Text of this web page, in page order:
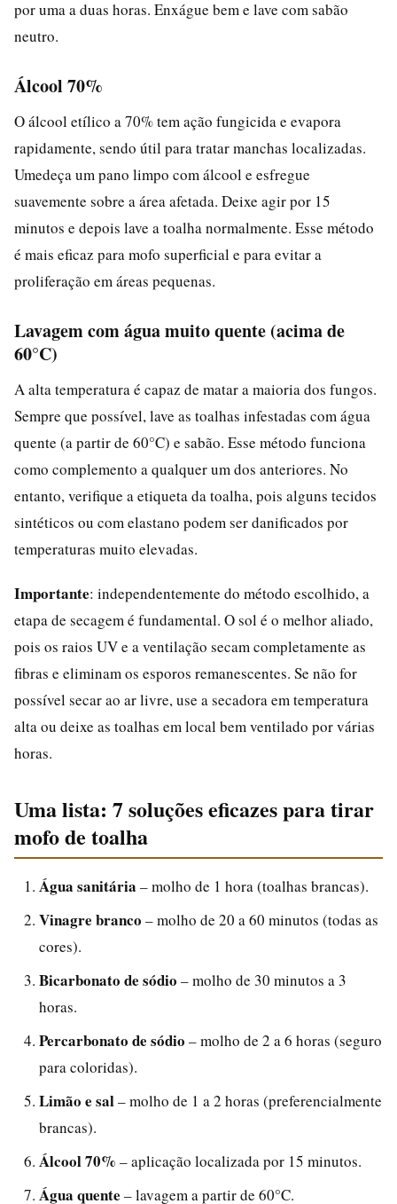
por uma a duas horas. Enxágue bem e lave com sabão
neutro.
Álcool 70%
O álcool etílico a 70% tem ação fungicida e evapora
rapidamente, sendo útil para tratar manchas localizadas.
Umedeça um pano limpo com álcool e esfregue
suavemente sobre a área afetada. Deixe agir por 15
minutos e depois lave a toalha normalmente. Esse método
é mais eficaz para mofo superficial e para evitar a
proliferação em áreas pequenas.
Lavagem com água muito quente (acima de
60°C)
A alta temperatura é capaz de matar a maioria dos fungos.
Sempre que possível, lave as toalhas infestadas com água
quente (a partir de 60°C) e sabão. Esse método funciona
como complemento a qualquer um dos anteriores. No
entanto, verifique a etiqueta da toalha, pois alguns tecidos
sintéticos ou com elastano podem ser danificados por
temperaturas muito elevadas.
Importante: independentemente do método escolhido, a
etapa de secagem é fundamental. O sol é o melhor aliado,
pois os raios UV e a ventilação secam completamente as
fibras e eliminam os esporos remanescentes. Se não for
possível secar ao ar livre, use a secadora em temperatura
alta ou deixe as toalhas em local bem ventilado por várias
horas.
Uma lista: 7 soluções eficazes para tirar
mofo de toalha
Água sanitária – molho de 1 hora (toalhas brancas).
Vinagre branco – molho de 20 a 60 minutos (todas as
cores).
Bicarbonato de sódio – molho de 30 minutos a 3
horas.
Percarbonato de sódio – molho de 2 a 6 horas (seguro
para coloridas).
Limão e sal– molho de 1 a 2 horas (preferencialmente
brancas).
Álcool 70% – aplicação localizada por 15 minutos.
Água quente – lavagem a partir de 60°C.